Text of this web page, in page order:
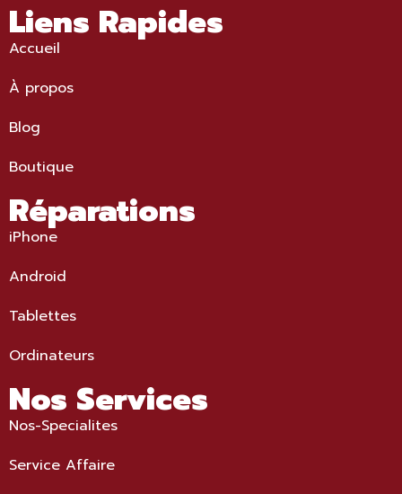
Liens Rapides
Accueil
À propos
Blog
Boutique
Réparations
iPhone
Android
Tablettes
Ordinateurs
Nos Services
Nos-Specialites
Service Affaire